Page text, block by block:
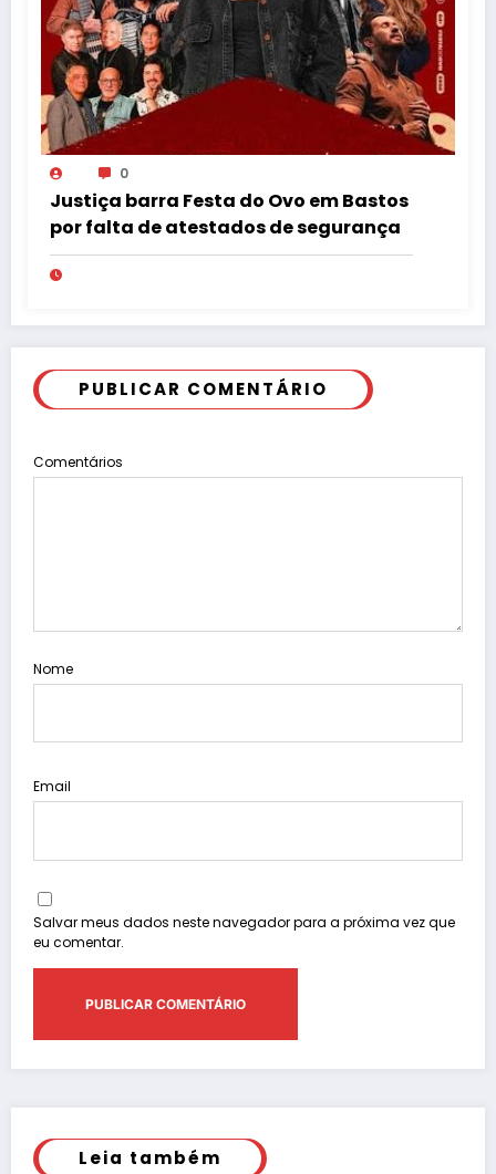
0
Justiça barra Festa do Ovo em Bastos
por falta de atestados de segurança
PUBLICAR COMENTÁRIO
Comentários
Nome
Email
Salvar meus dados neste navegador para a próxima vez que
eu comentar.
Leia também